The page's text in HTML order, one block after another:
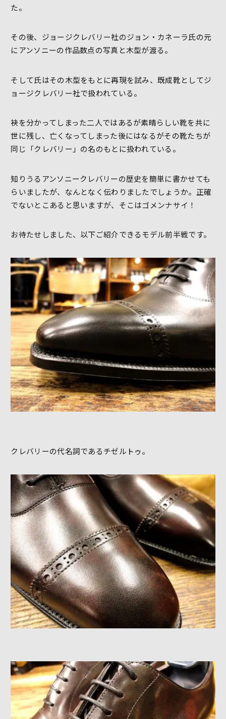
た。
その後、ジョージクレバリー社のジョン・カネーラ氏の元
にアンソニーの作品数点の写真と木型が渡る。
そして氏はその木型をもとに再現を試み、既成靴としてジ
ョージクレバリー社で扱われている。
袂を分かってしまった二人ではあるが素晴らしい靴を共に
世に残し、亡くなってしまった後にはなるがその靴たちが
同じ「クレバリー」の名のもとに扱われている。
知りうるアンソニークレバリーの歴史を簡単に書かせても
らいましたが、なんとなく伝わりましたでしょうか。正確
でないとこあると思いますが、そこはゴメンナサイ！
お待たせしました、以下ご紹介できるモデル前半戦です。
クレバリーの代名詞であるチゼルトゥ。